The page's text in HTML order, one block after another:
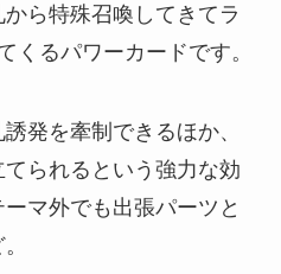
ら特殊召喚してきてラ
くるパワーカードです。
発を牽制できるほか、
られるという強力な効
マ外でも出張パーツと